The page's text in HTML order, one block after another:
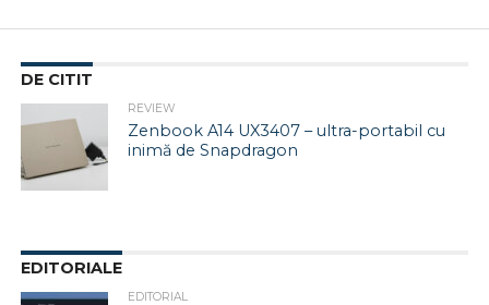
DE CITIT
REVIEW
Zenbook A14 UX3407 – ultra-portabil cu
inimă de Snapdragon
EDITORIALE
EDITORIAL